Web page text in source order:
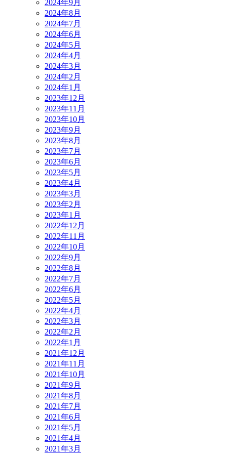
2024年9月
2024年8月
2024年7月
2024年6月
2024年5月
2024年4月
2024年3月
2024年2月
2024年1月
2023年12月
2023年11月
2023年10月
2023年9月
2023年8月
2023年7月
2023年6月
2023年5月
2023年4月
2023年3月
2023年2月
2023年1月
2022年12月
2022年11月
2022年10月
2022年9月
2022年8月
2022年7月
2022年6月
2022年5月
2022年4月
2022年3月
2022年2月
2022年1月
2021年12月
2021年11月
2021年10月
2021年9月
2021年8月
2021年7月
2021年6月
2021年5月
2021年4月
2021年3月